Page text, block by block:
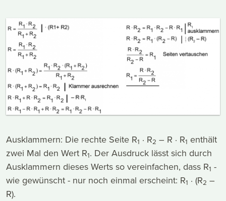
Ausklammern: Die rechte Seite R1 · R2 – R · R1 enthält
zwei Mal den Wert R1. Der Ausdruck lässt sich durch
Ausklammern dieses Werts so vereinfachen, dass R1 -
wie gewünscht - nur noch einmal erscheint: R1 · (R2 –
R).